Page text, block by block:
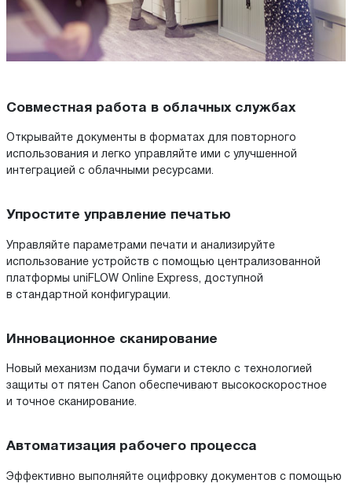
Совместная работа в облачных службах
Открывайте документы в форматах для повторного
использования и легко управляйте ими с улучшенной
интеграцией с облачными ресурсами.
Упростите управление печатью
Управляйте параметрами печати и анализируйте
использование устройств с помощью централизованной
платформы uniFLOW Online Express, доступной
в стандартной конфигурации.
Инновационное сканирование
Новый механизм подачи бумаги и стекло с технологией
защиты от пятен Canon обеспечивают высокоскоростное
и точное сканирование.
Автоматизация рабочего процесса
Эффективно выполняйте оцифровку документов с помощью